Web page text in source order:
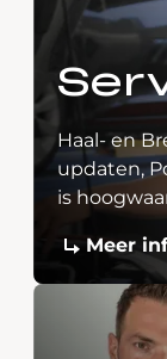
Haal- en
updaten,
is
Meer